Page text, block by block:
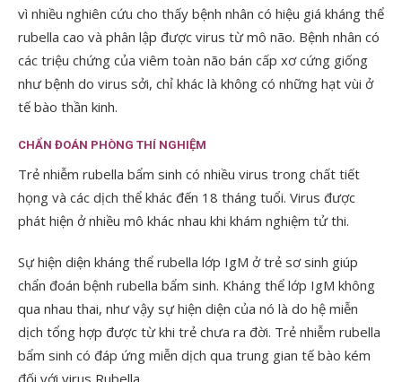
vì nhiều nghiên cứu cho thấy bệnh nhân có hiệu giá kháng thể
rubella cao và phân lập được virus từ mô não. Bệnh nhân có
các triệu chứng của viêm toàn não bán cấp xơ cứng giống
như bệnh do virus sởi, chỉ khác là không có những hạt vùi ở
tế bào thần kinh.
CHẨN ĐOÁN PHÒNG THÍ NGHIỆM
Trẻ nhiễm rubella bẩm sinh có nhiều virus trong chất tiết
họng và các dịch thể khác đến 18 tháng tuổi. Virus được
phát hiện ở nhiều mô khác nhau khi khám nghiệm tử thi.
Sự hiện diện kháng thể rubella lớp IgM ở trẻ sơ sinh giúp
chẩn đoán bệnh rubella bẩm sinh. Kháng thể lớp IgM không
qua nhau thai, như vậy sự hiện diện của nó là do hệ miễn
dịch tổng hợp được từ khi trẻ chưa ra đời. Trẻ nhiễm rubella
bẩm sinh có đáp ứng miễn dịch qua trung gian tế bào kém
đối với virus Rubella.